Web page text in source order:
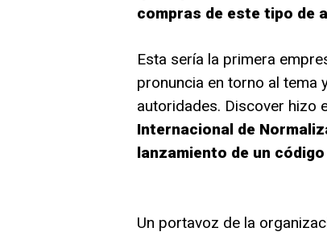
compras de este tipo de
Esta sería la primera
pronuncia en torno al tema
autoridades. Discover hizo
Internacional de
lanzamiento de un
Un portavoz de la